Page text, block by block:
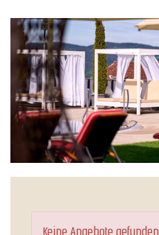
Keine Angebote gefunden